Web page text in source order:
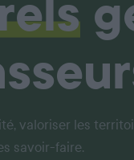
valoriser les
savoir-faire.